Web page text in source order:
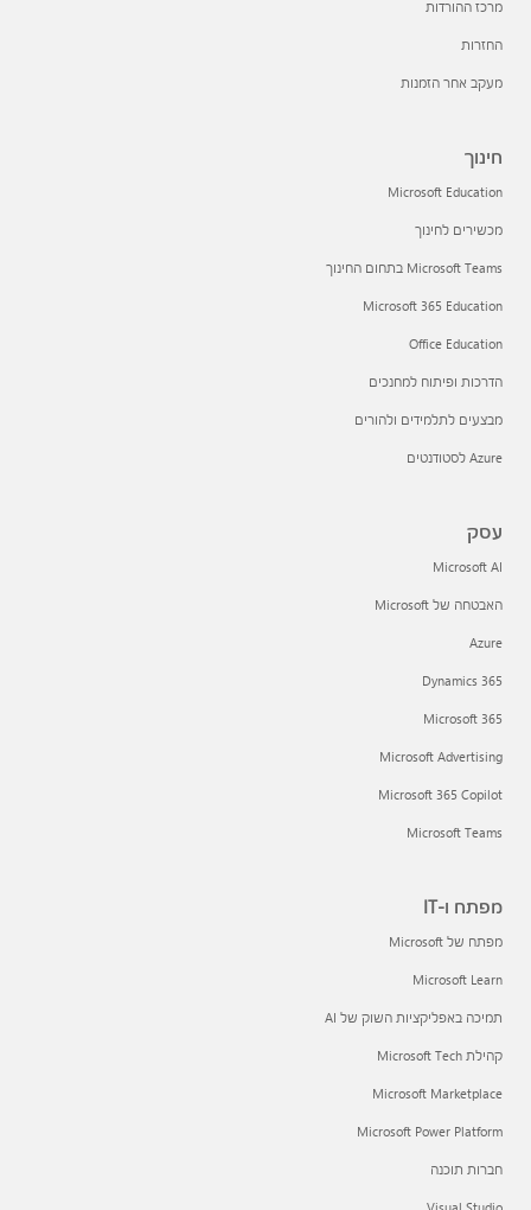
מרכז ההורדות
החזרות
מעקב אחר הזמנות
חינוך
Microsoft Education
מכשירים לחינוך
Microsoft Teams בתחום החינוך
Microsoft 365 Education
Office Education
הדרכות ופיתוח למחנכים
מבצעים לתלמידים ולהורים
Azure לסטודנטים
עסק
Microsoft AI
האבטחה של Microsoft
Azure
Dynamics 365
Microsoft 365
Microsoft Advertising
Microsoft 365 Copilot
Microsoft Teams
מפתח ו-IT
מפתח של Microsoft
Microsoft Learn
תמיכה באפליקציות השוק של AI
קהילת Microsoft Tech
Microsoft Marketplace
Microsoft Power Platform
חברות תוכנה